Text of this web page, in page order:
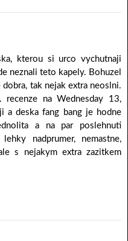
kterou si urco vychutnaji
neznali teto kapely. Bohuzel
tak nejak extra neoslni.
na Wednesday 13,
a deska fang bang je hodne
a na par poslehnuti
nadprumer, nemastne,
s nejakym extra zazitkem